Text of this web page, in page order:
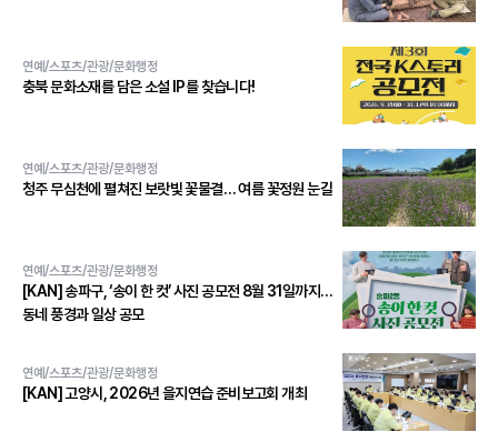
연예/스포츠/관광/문화행정
충북 문화소재를 담은 소설 IP를 찾습니다!
연예/스포츠/관광/문화행정
청주 무심천에 펼쳐진 보랏빛 꽃물결… 여름 꽃정원 눈길
연예/스포츠/관광/문화행정
[KAN] 송파구, ‘송이 한 컷’ 사진 공모전 8월 31일까지…
동네 풍경과 일상 공모
연예/스포츠/관광/문화행정
[KAN] 고양시, 2026년 을지연습 준비보고회 개최